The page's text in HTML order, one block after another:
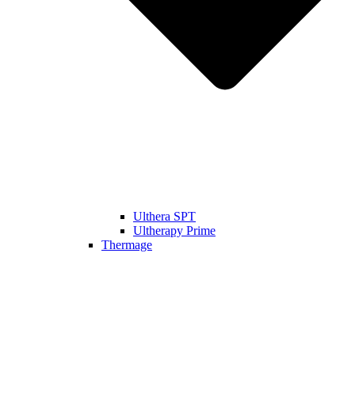
Ulthera SPT
Ultherapy Prime
Thermage